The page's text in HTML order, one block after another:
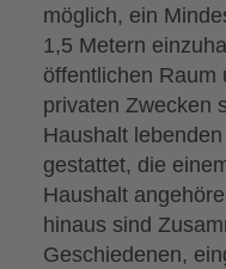
möglich, ein
1,5 Metern
öffentlichen Raum
privaten Zwecken
Haushalt
gestattet, die
Haushalt
hinaus sind
Geschiedenen,